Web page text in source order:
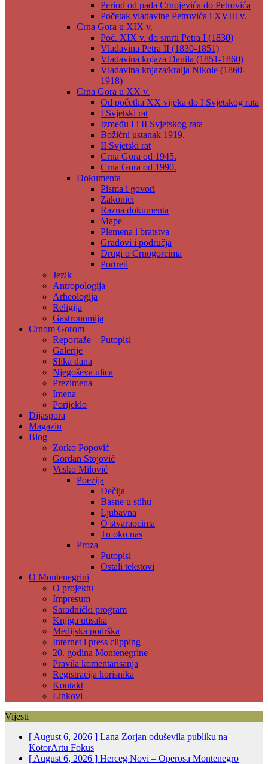
Period od pada Crnojevića do Petrovića
Početak vladavine Petrovića i XVIII v.
Crna Gora u XIX v.
Poč. XIX v. do smrti Petra I (1830)
Vladavina Petra II (1830-1851)
Vladavina knjaza Danila (1851-1860)
Vladavina knjaza/kralja Nikole (1860-
1918)
Crna Gora u XX v.
Od početka XX vijeka do I Svjetskog rata
I Svjetski rat
Između I i II Svjetskog rata
Božićni ustanak 1919.
II Svjetski rat
Crna Gora od 1945.
Crna Gora od 1990.
Dokumenta
Pisma i govori
Zakonici
Razna dokumenta
Mape
Plemena i bratstva
Gradovi i područja
Drugi o Crnogorcima
Portreti
Jezik
Antropologija
Arheologija
Religija
Gastronomija
Crnom Gorom
Reportaže – Putopisi
Galerije
Slika dana
Njegoševa ulica
Prezimena
Imena
Porijeklo
Dijaspora
Magazin
Blog
Zorko Popović
Gordan Stojović
Vesko Milović
Poezija
Đečija
Basne u stihu
Ljubavna
O stvaraocima
Tu oko nas
Proza
Putopisi
Ostali tekstovi
O Montenegrini
O projektu
Impresum
Saradnički program
Knjiga utisaka
Medijska podrška
Internet i press clipping
20. godina Montenegrine
Pravila komentarisanja
Registracija korisnika
Kontakt
Linkovi
Vijesti
[ August 6, 2026 ] Lana Zorjan oduševila publiku na
KotorArtu Fokus
[ August 6, 2026 ] Herceg Novi – Operosa Montenegro